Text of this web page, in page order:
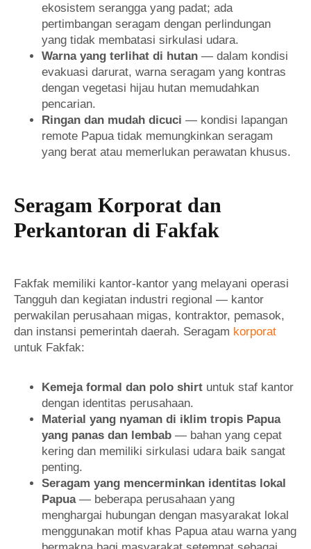
ekosistem serangga yang padat; ada
pertimbangan seragam dengan perlindungan
yang tidak membatasi sirkulasi udara.
Warna yang terlihat di hutan — dalam kondisi
evakuasi darurat, warna seragam yang kontras
dengan vegetasi hijau hutan memudahkan
pencarian.
Ringan dan mudah dicuci — kondisi lapangan
remote Papua tidak memungkinkan seragam
yang berat atau memerlukan perawatan khusus.
Seragam Korporat dan
Perkantoran di Fakfak
Fakfak memiliki kantor-kantor yang melayani operasi
Tangguh dan kegiatan industri regional — kantor
perwakilan perusahaan migas, kontraktor, pemasok,
dan instansi pemerintah daerah. Seragam korporat
untuk Fakfak:
Kemeja formal dan polo shirt untuk staf kantor
dengan identitas perusahaan.
Material yang nyaman di iklim tropis Papua
yang panas dan lembab — bahan yang cepat
kering dan memiliki sirkulasi udara baik sangat
penting.
Seragam yang mencerminkan identitas lokal
Papua— beberapa perusahaan yang
menghargai hubungan dengan masyarakat lokal
menggunakan motif khas Papua atau warna yang